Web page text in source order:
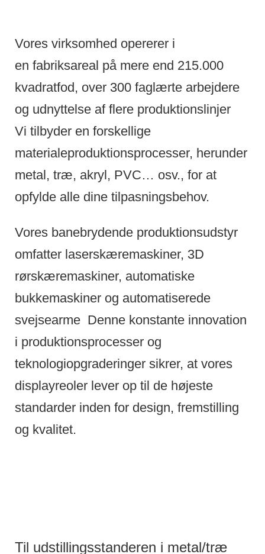
Vores virksomhed opererer i
en fabriksareal på mere end 215.000
kvadratfod, over 300 faglærte arbejdere
og udnyttelse af flere produktionslinjer
Vi tilbyder en forskellige
materialeproduktionsprocesser, herunder
metal, træ, akryl, PVC… osv., for at
opfylde alle dine tilpasningsbehov.
Vores banebrydende produktionsudstyr
omfatter laserskæremaskiner, 3D
rørskæremaskiner, automatiske
bukkemaskiner og automatiserede
svejsearme Denne konstante innovation
i produktionsprocesser og
teknologiopgraderinger sikrer, at vores
displayreoler lever op til de højeste
standarder inden for design, fremstilling
og kvalitet.
Til udstillingsstanderen i metal/træ